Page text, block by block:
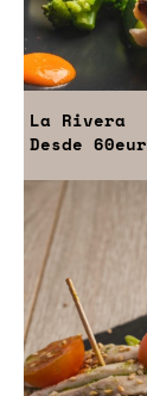
La Rivera
Desde 60eur